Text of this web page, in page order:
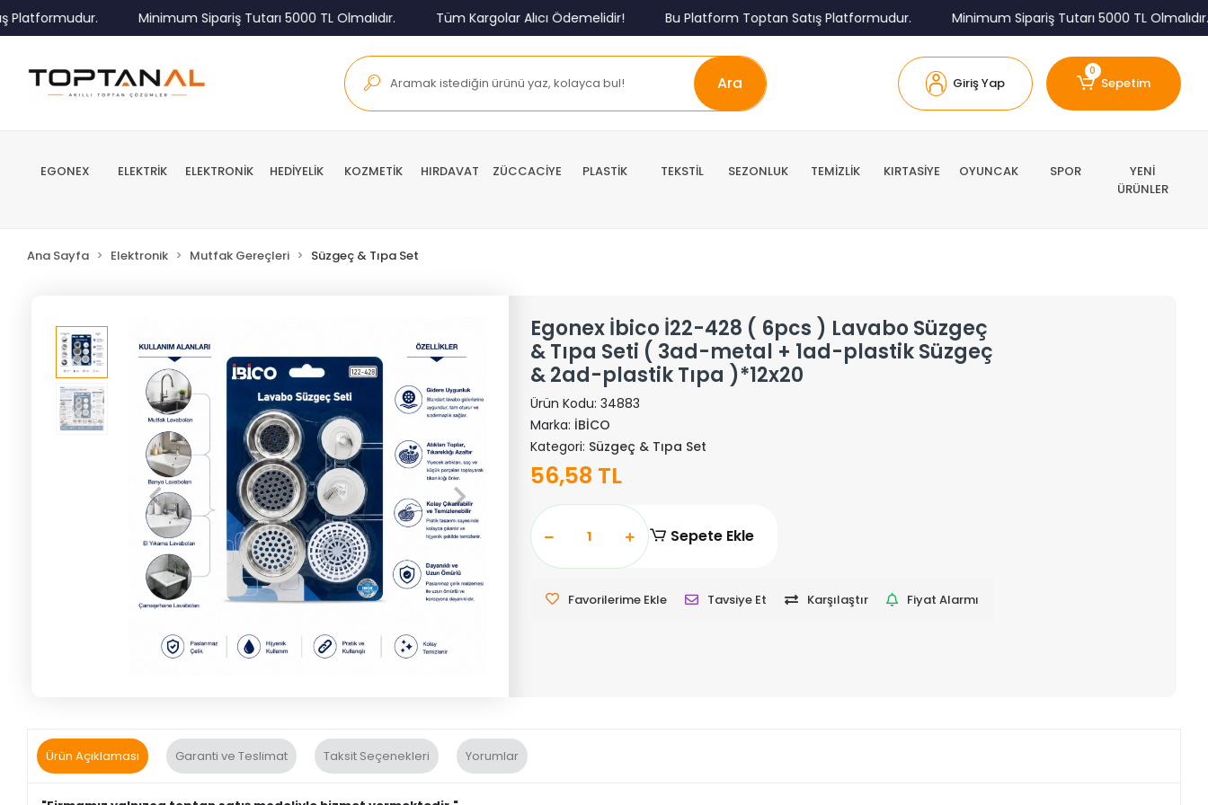
Minimum Sipariş Tutarı 5000 TL Olmalıdır. Tüm Kargolar Alıcı Ödemelidir! Bu Platform Toptan Satış Platformudur. Minimum Sipariş Tutarı 5000 TL Olmalıdır.
Ara Giriş Yap
0
Sepetim
EGONEX ELEKTRİK ELEKTRONİK HEDİYELİK KOZMETİK HIRDAVAT ZÜCCACİYE PLASTİK TEKSTİL SEZONLUK TEMİZLİK KIRTASİYE OYUNCAK SPOR
YENİ
ÜRÜNLER
Ana Sayfa Elektronik Mutfak Gereçleri Süzgeç & Tıpa Set
Egonex İbico İ22-428 ( 6pcs ) Lavabo Süzgeç
& Tıpa Seti ( 3ad-metal + 1ad-plastik Süzgeç
& 2ad-plastik Tıpa )*12x20
Ürün Kodu: 34883
Marka: İBİCO
Kategori: Süzgeç & Tıpa Set
56,58 TL
Sepete Ekle
Favorilerime Ekle Tavsiye Et Karşılaştır Fiyat Alarmı
Ürün Açıklaması Garanti ve Teslimat Taksit Seçenekleri Yorumlar